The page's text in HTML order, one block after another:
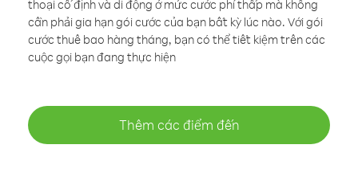
thoại cố định và di động ở mức cước phí thấp mà không
cần phải gia hạn gói cước của bạn bất kỳ lúc nào. Với gói
cước thuê bao hàng tháng, bạn có thể tiết kiệm trên các
cuộc gọi bạn đang thực hiện
Thêm các điểm đến